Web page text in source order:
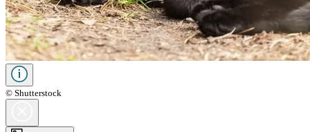
© Shutterstock